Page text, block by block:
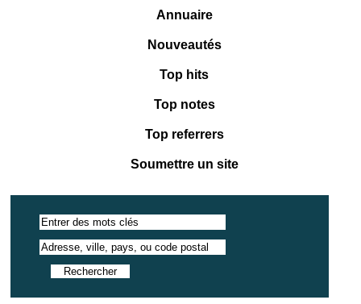
Annuaire
Nouveautés
Top hits
Top notes
Top referrers
Soumettre un site